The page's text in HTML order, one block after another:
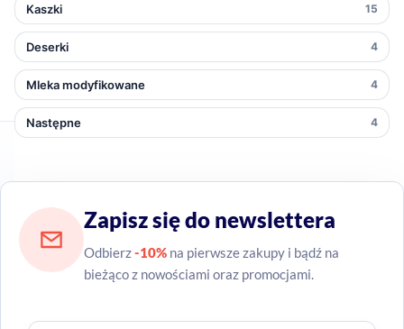
Kaszki 15
Deserki 4
Mleka modyfikowane 4
Następne 4
Zapisz się do newslettera
Odbierz-10% na pierwsze zakupy i bądź na
bieżąco z nowościami oraz promocjami.